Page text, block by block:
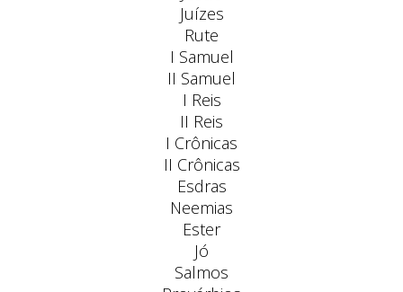
Juízes
Rute
I Samuel
II Samuel
I Reis
II Reis
I Crônicas
II Crônicas
Esdras
Neemias
Ester
Jó
Salmos